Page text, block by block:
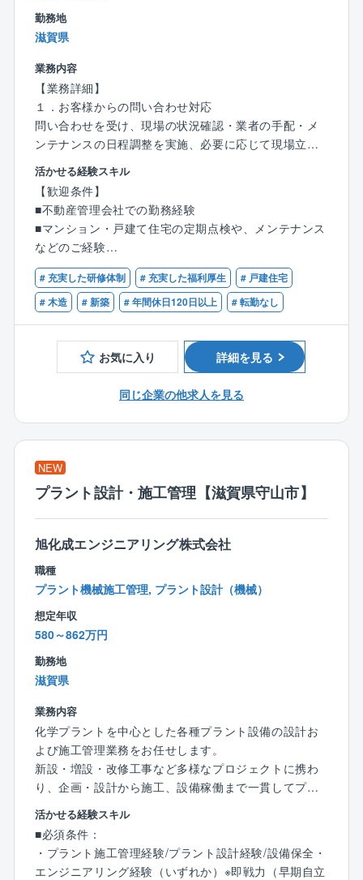
「こんな家を建てたい」というお客様の理想を叶えら
れることが、注文住宅設計の面白さ。
「子どもがのびのびと遊べる家が良い」「趣味の部屋
を作りたい」など希望はさまざまです！
お客様と直接関わることができるからこそ、一つひと
つのこだわりを実現できるやりがいがあります！
〈チーム組織構成〉
20代～60代まで幅広い年齢層の社員が活躍中。
いずれの拠点も、明るい声が響き、活気にあふれた雰
囲気で、わからないことがあれば気軽に質問できる環
境が整っています。
中途入社も多く、壁を感じることなく馴染むことがで
きる環境です。
〈男女比〉4：6
≪商品ラインアップ≫
■ローコストで自由設計が可能な自由設計住宅シリーズ
■100種類以上の間取りや外観から選べる企画住宅シリ
して表示した「コミコミ価格品質」で提供。
100種類以上ある規格プラン集には、全て金額記載をす
また、フル装備の住宅や高気密、高断熱、オール電化
の標準仕様、さらには独自に開発した耐震、制震機能
を備えた「SKダンパー」を採用しており、より安心の
住まいづくりを行っています。
勤務地
滋賀県
業務内容
【業務詳細】
１．お客様からの問い合わせ対応
問い合わせを受け、現場の状況確認・業者の手配・メ
ンテナンスの日程調整を実施、必要に応じて現場立ち
合い。
２．定期検査（新築建設から2年後、10年後）
住居の状況を見て、リフォームを含め、修繕内容の提
案。リフォームやメンテナンス作業は施工を手掛ける
外注先へ引き継げるので、現場の立ち合いや、スケジ
ュール管理がメイン。
【同ポジションの魅力】
・賞与やインセンティブで頑張りをきちんと評価する
制度があります。
・業務効率化による残業抑制や年間休日120日など働き
やすい環境が整備されています。
活かせる経験スキル
【歓迎条件】
■不動産管理会社での勤務経験
■マンション・戸建て住宅の定期点検や、メンテナンス
などのご経験
■賃貸物件の管理や修繕業者の手配などのご経験
■戸建てのお客様からの問い合わせなどのご経験
# 充実した研修体制 # 充実した福利厚生
# 戸建住宅
# 木造
# 新築 # 年間休日120日以上 # 転勤なし
お気に入り 詳細を見る
同じ企業の他求人を見る
NEW
プラント設計・施工管理【滋賀県守山市】
旭化成エンジニアリング株式会社
職種
プラント機械施工管理, プラント設計（機械）
想定年収
580～862万円
勤務地
滋賀県
業務内容
化学プラントを中心とした各種プラント設備の設計お
よび施工管理業務をお任せします。
新設・増設・改修工事など多様なプロジェクトに携わ
り、企画・設計から施工、設備稼働まで一貫してプロ
ジェクトを推進いただきます。
これまでのご経験やご志向に応じて「施工管理を中心
とした業務」、「設計業務」、「両方を担当する業
務」などがあります。
活かせる経験スキル
■必須条件：
・プラント施工管理経験/プラント設計経験/設備保全・
エンジニアリング経験（いずれか）※即戦力（早期自立